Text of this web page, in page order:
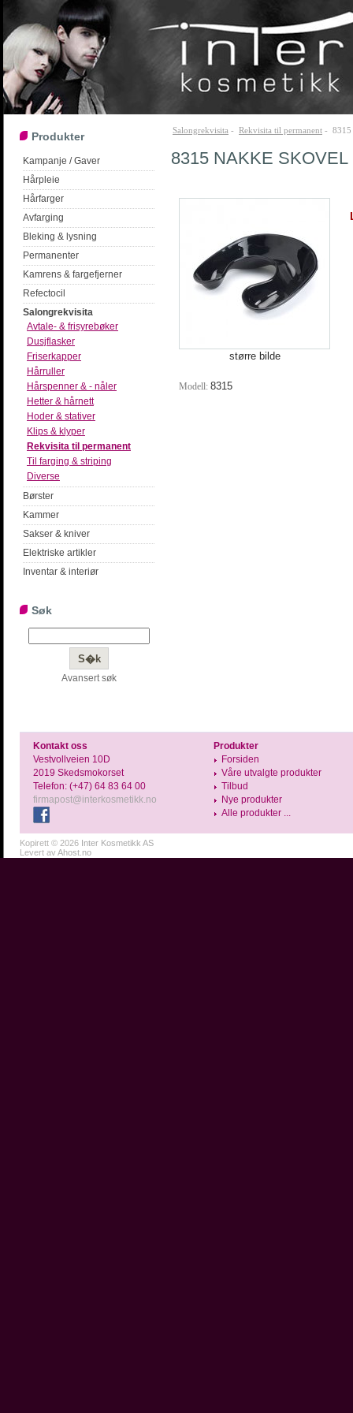
Produkter
Kampanje / Gaver
Hårpleie
Hårfarger
Avfarging
Bleking & lysning
Permanenter
Kamrens & fargefjerner
Refectocil
Salongrekvisita
Avtale- & frisyrebøker
Dusjflasker
Friserkapper
Hårruller
Hårspenner & - nåler
Hetter & hårnett
Hoder & stativer
Klips & klyper
Rekvisita til permanent
Til farging & striping
Diverse
Børster
Kammer
Sakser & kniver
Elektriske artikler
Inventar & interiør
Søk
Avansert søk
Salongrekvisita - Rekvisita til permanent - 8315
8315 NAKKE SKOVEL
større bilde
Modell: 8315
Kontakt oss
Produkter
Vestvollveien 10D
2019 Skedsmokorset
Telefon: (+47) 64 83 64 00
firmapost@interkosmetikk.no
Forsiden
Våre utvalgte produkter
Tilbud
Nye produkter
Alle produkter ...
Kopirett © 2026 Inter Kosmetikk AS
Levert avAhost.no